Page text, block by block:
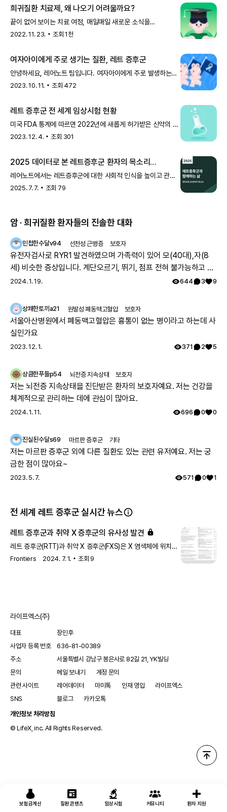
보험금계산 질환 콘텐츠 임상시험 커뮤니티 환자 지원
Part 3. 치료 정보
마지막으로 치료 정보에서는 치료와 관리, 질환 인식과 관련 있는 내용을
확인할 수 있어요.
설문에 참여한 레트 증후군 환자는 1년에 평균 30회 병원에 방문하는 것
으로 나타났어요. 약 처방을 위해 병원을 찾는 환자가 68%로 가장 많았
고, 그다음으로 정기 검진, 물리 및 작업 치료로 병원을 많이 찾았어요.
았어요.
마지막으로 참여자 중 42%는 치료 여정에서 가장 힘든 점으로 치료에
대한 막막함(치료제 부족, 완치의 어려움 등)을 꼽았어요.
희귀질환 치료제, 왜 나오기 어려울까요?
끝이 없어 보이는 치료 여정, 매일매일 새로운 소식을
기다리느라 힘드시죠? 내 치료제는 언제 나오는 것일까?
2022. 11. 23. 조회1천
여자아이에게 주로 생기는 질환, 레트 증후군
안녕하세요, 레어노트 팀입니다. 여자아이에게 주로 발생하는
희귀질환이 있다는 것, 아셨나요?1만 명당 1명꼴로 발병하는
2023. 10. 11. 조회 472
레트 증후군 전 세계 임상시험 현황
미국 FDA 통계에 따르면 2022년에 새롭게 허가받은 신약의 약
20%가 희귀질환 치료제라고 해요. 전 세계에서 진행되고 있는
2023. 12. 4. 조회 301
2025 데이터로 본 레트증후군 환자의 목소리
(하나금융 ESG)
레어노트에서는 레트증후군에 대한 사회적 인식을 높이고 관련
정책을 확대하며, 장기적인 연구를 활성화하기 위해 국내
2025. 7. 7. 조회 79
암 · 희귀질환 환자들의 진솔한 대화
민첩한수달v94 선천성 근병증 보호자
유전자검사로 RYR1 발견하였으며 가족력이 있어 모(40대),자(8
세) 비슷한 증상입니다. 계단오르기, 뛰기, 점프 전혀 불가능하고 전
체적으로 몸의 힘이 부족하지만 위의 불가능한점을 빼고는 힘들지
를 보았으나 그당시에는 아킬레스건이 짧아서 그런거라고 운동 열
심히 하라는 답을 듣고 쭉 지내다가 출산후 첫째아이도 같은 증상으
로 서울대병원 방문하여 근육병의심으로 여러 검사를 하였으나 정
은 케이스가 있나 알아보기로 하고 주기적으로 외래만 다녔습니다.
자 모두 최종진단 받았어요. 이 글 작성후 한달뒤, 오늘 서울대 외래
에 가서 말씀드리니 아니라고, 잘못된 검사결과라고 찾고 있는중이
니 기다려보자고 하십니다 ㅠㅠ
2024. 1. 19. 644 3 9
상쾌한토끼a21 원발성 폐동맥고혈압 보호자
서울아산병원에서 폐동맥고혈압은 흉통이 없는 병이라고 하는데 사
실인가요
2023. 12. 1. 371 2 5
상큼한푸들p54 뇌전증 지속상태 보호자
저는 뇌전증 지속상태을 진단받은 환자의 보호자예요. 저는 건강을
체계적으로 관리하는 데에 관심이 많아요.
2024. 1. 11. 696 0 0
진실된수달s69 마르판 증후군 기타
저는 마르판 증후군 외에 다른 질환도 있는 관련 유저예요. 저는 궁
금한 점이 많아요~
2023. 5. 7. 571 0 1
전 세계 레트 증후군 실시간 뉴스
레트 증후군과 취약 X 증후군의 유사성 발견
레트 증후군(RTT)과 취약 X 증후군(FXS)은 X 염색체에 위치한
유전자 돌연변이와 관련된 신경발달 장애입니다. 유전적 원인은
Frontiers 2024. 7. 1. 조회 9
라이프엑스(주)
대표
장민후
사업자 등록 번호
636-81-00389
주소
서울특별시 강남구 봉은사로 82길 21, YK빌딩
문의
메일 보내기
계정 문의
관련 사이트
레어데이터 마미톡 인재 영입
라이프엑스
SNS
블로그
카카오톡
개인정보 처리방침
© LifeX, inc. All Rights Reserved.